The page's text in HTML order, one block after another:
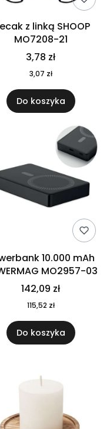
z linką SHOOP
MO7208-21
3,78 zł
3,07 zł
Do koszyka
10.000 mAh
MO2957-03
142,09 zł
115,52 zł
Do koszyka